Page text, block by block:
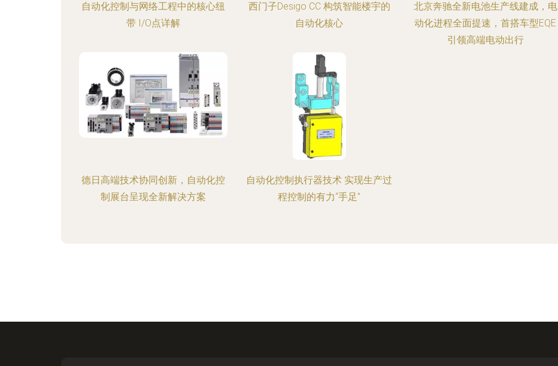
自动化控制与网络工程中的核心纽
带 I/O点详解
西门子Desigo CC 构筑智能楼宇的
自动化核心
北京奔驰全新电池生产线建成，电
动化进程全面提速，首搭车型EQE
引领高端电动出行
德日高端技术协同创新，自动化控
制展台呈现全新解决方案
自动化控制执行器技术 实现生产过
程控制的有力“手足”